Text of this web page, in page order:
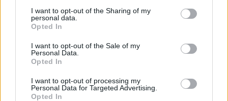
I want to opt-out of the Sharing of my
personal data.
Opted In
I want to opt-out of the Sale of my
Personal Data.
Opted In
I want to opt-out of processing my
Personal Data for Targeted Advertising.
Opted In
Els vestits de paper guanyen força
31 de juliol de 2026